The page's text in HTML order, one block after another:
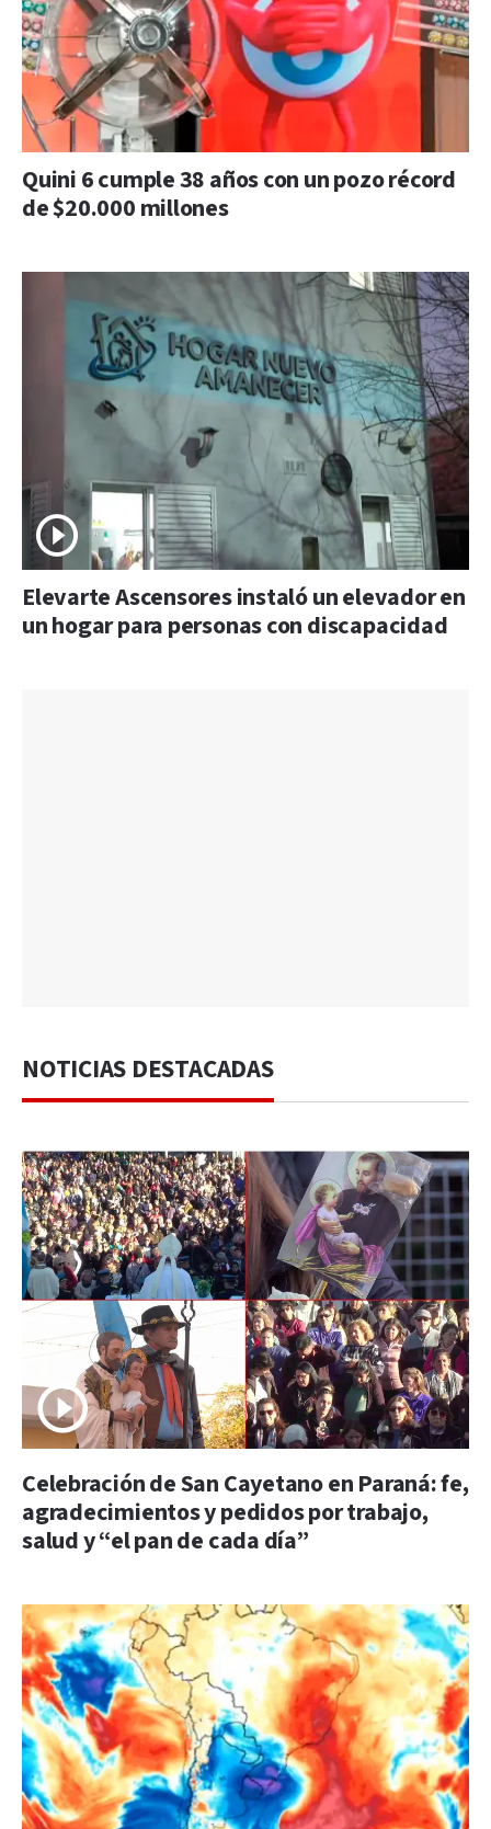
Quini 6 cumple 38 años con un pozo récord
de $20.000 millones
Elevarte Ascensores instaló un elevador en
un hogar para personas con discapacidad
NOTICIAS DESTACADAS
Celebración de San Cayetano en Paraná: fe,
agradecimientos y pedidos por trabajo,
salud y “el pan de cada día”